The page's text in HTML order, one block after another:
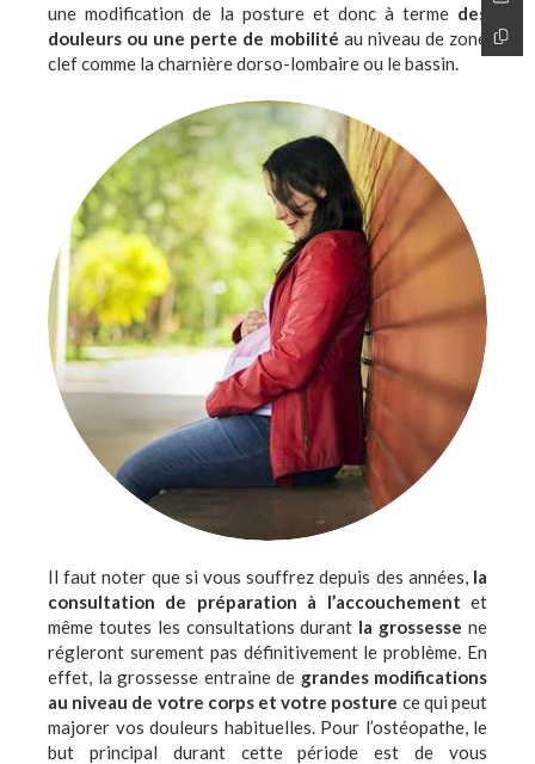
une modification de la posture et donc à terme des
douleurs ou une perte de mobilité au niveau de zone
clef comme la charnière dorso-lombaire ou le bassin.
Il faut noter que si vous souffrez depuis des années, la
consultation de préparation à l’accouchement et
même toutes les consultations durant la grossessene
régleront surement pas définitivement le problème. En
effet, la grossesse entraine de grandes modifications
au niveau de votre corps et votre posture ce qui peut
majorer vos douleurs habituelles. Pour l’ostéopathe, le
but principal durant cette période est de vous